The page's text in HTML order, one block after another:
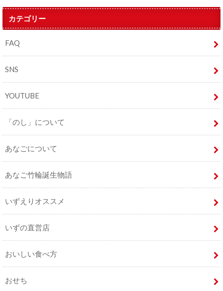
カテゴリー
FAQ
SNS
YOUTUBE
「のし」について
あなごについて
あなご竹輪誕生物語
いずえりオススメ
いずの直営店
おいしい食べ方
おせち